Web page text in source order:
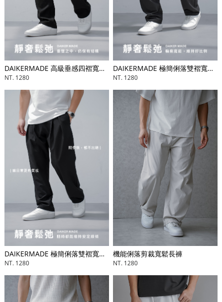
DAIKERMADE 高級垂感四褶寬鬆長褲
NT. 1280
DAIKERMADE 極簡俐落雙褶寬鬆長褲
NT. 1280
DAIKERMADE 極簡俐落雙褶寬鬆長褲
NT. 1280
機能俐落剪裁寬鬆長褲
NT. 1280